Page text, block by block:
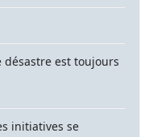
désastre est toujours
initiatives se